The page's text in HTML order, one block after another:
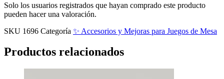
Solo los usuarios registrados que hayan comprado este producto
pueden hacer una valoración.
SKU 1696 Categoría ✨ Accesorios y Mejoras para Juegos de Mesa
Productos relacionados